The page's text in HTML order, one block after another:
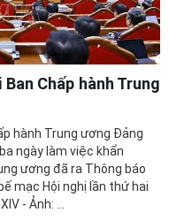
Chấp hành Trung
hành Trung ương Đảng
ngày làm việc khẩn
ương đã ra Thông báo
mạc Hội nghị lần thứ hai
- Ảnh: ...